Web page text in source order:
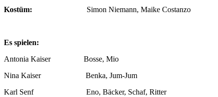
Kostüm: Simon Niemann, Maike Costanzo
Es spielen:
Antonia Kaiser Bosse, Mio
Nina Kaiser Benka, Jum-Jum
Karl Senf Eno, Bäcker, Schaf, Ritter